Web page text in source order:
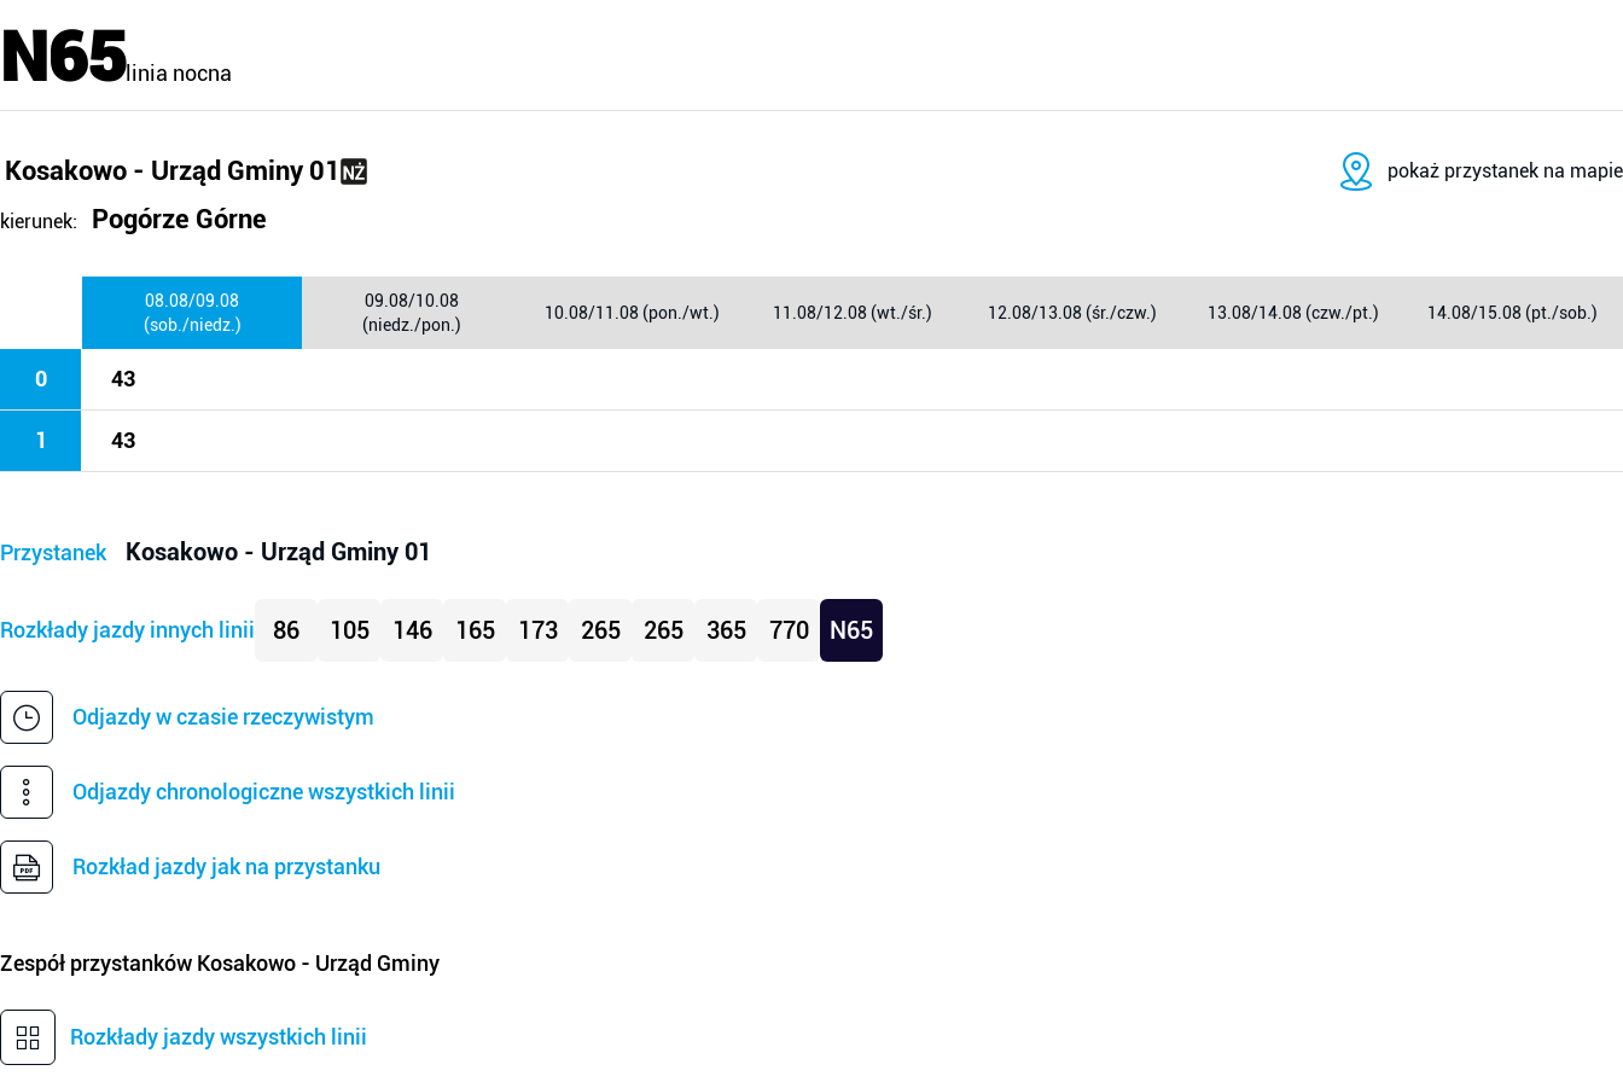
N65linia nocna
Kosakowo - Urząd Gminy 01 pokaż przystanek na mapie
kierunek: Pogórze Górne
08.08/09.08
(sob./niedz.)
09.08/10.08
(niedz./pon.)
10.08/11.08 (pon./wt.) 11.08/12.08 (wt./śr.) 12.08/13.08 (śr./czw.) 13.08/14.08 (czw./pt.) 14.08/15.08 (pt./sob.)
0 43
1 43
Przystanek Kosakowo - Urząd Gminy 01
Rozkłady jazdy innych linii 86 105 146 165 173 265 265 365 770 N65
Odjazdy w czasie rzeczywistym
Odjazdy chronologiczne wszystkich linii
Rozkład jazdy jak na przystanku
Zespół przystanków Kosakowo - Urząd Gminy
Rozkłady jazdy wszystkich linii